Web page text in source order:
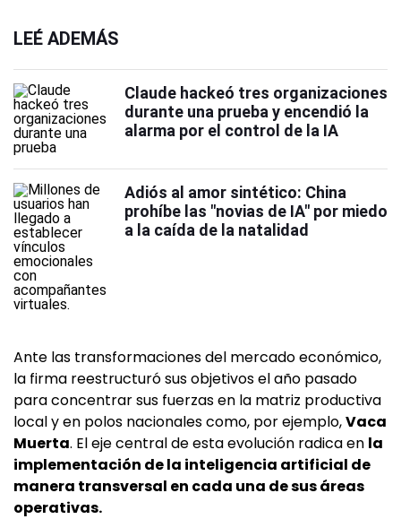
LEÉ ADEMÁS
Claude hackeó tres organizaciones
durante una prueba y encendió la
alarma por el control de la IA
Adiós al amor sintético: China
prohíbe las "novias de IA" por miedo
a la caída de la natalidad
Ante las transformaciones del mercado económico,
la firma reestructuró sus objetivos el año pasado
para concentrar sus fuerzas en la matriz productiva
local y en polos nacionales como, por ejemplo,Vaca
Muerta. El eje central de esta evolución radica en la
implementación de la inteligencia artificial de
manera transversal en cada una de sus áreas
operativas.